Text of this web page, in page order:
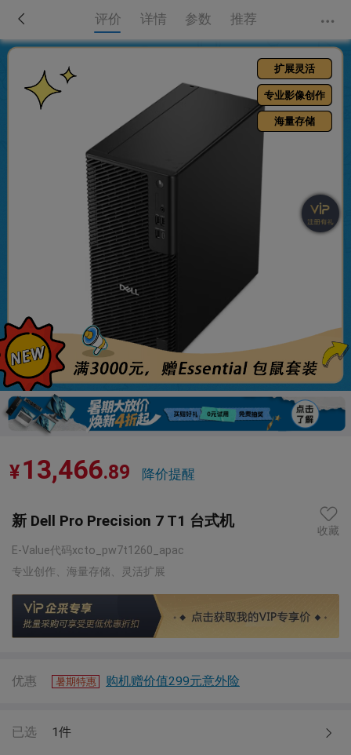
评价 详情 参数 推荐
1 /4
扩展灵活
专业影像创作
海量存储
¥13,466.89 降价提醒
新 Dell Pro Precision 7 T1 台式机
收藏
E-Value代码xcto_pw7t1260_apac
专业创作、海量存储、灵活扩展
优惠 暑期特惠 购机赠价值299元意外险
已选 1件